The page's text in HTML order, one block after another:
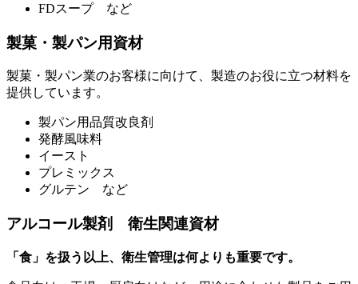
FDスープ など
製菓・製パン用資材
製菓・製パン業のお客様に向けて、製造のお役に立つ材料を
提供しています。
製パン用品質改良剤
発酵風味料
イースト
プレミックス
グルテン など
アルコール製剤 衛生関連資材
「食」を扱う以上、衛生管理は何よりも重要です。